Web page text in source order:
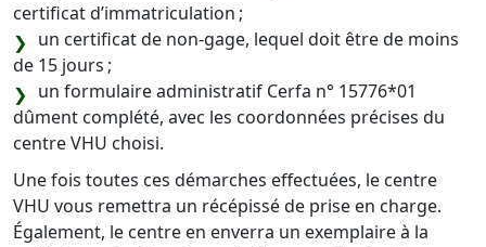
certificat d’immatriculation ;
un certificat de non-gage, lequel doit être de moins
de 15 jours ;
un formulaire administratif Cerfa n° 15776*01
dûment complété, avec les coordonnées précises du
centre VHU choisi.
Une fois toutes ces démarches effectuées, le centre
VHU vous remettra un récépissé de prise en charge.
Également, le centre en enverra un exemplaire à la